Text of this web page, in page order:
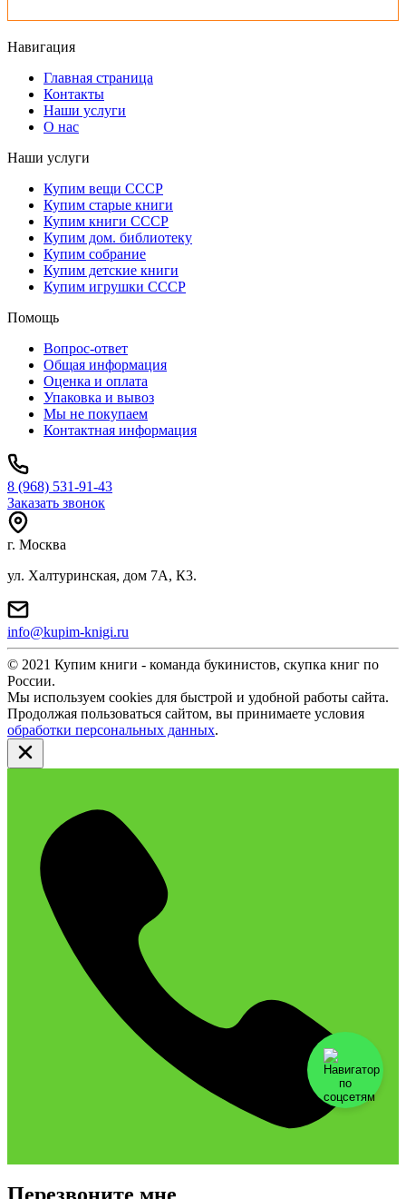
Навигация
Главная страница
Контакты
Наши услуги
О нас
Наши услуги
Купим вещи СССР
Купим старые книги
Купим книги СССР
Купим дом. библиотеку
Купим собрание
Купим детские книги
Купим игрушки СССР
Помощь
Вопрос-ответ
Общая информация
Оценка и оплата
Упаковка и вывоз
Мы не покупаем
Контактная информация
8 (968) 531-91-43
Заказать звонок
г. Москва
ул. Халтуринская, дом 7А, К3.
info@kupim-knigi.ru
© 2021 Купим книги - команда букинистов, скупка книг по
России.
Мы используем cookies для быстрой и удобной работы сайта.
Продолжая пользоваться сайтом, вы принимаете условия
обработки персональных данных.
Перезвоните мне